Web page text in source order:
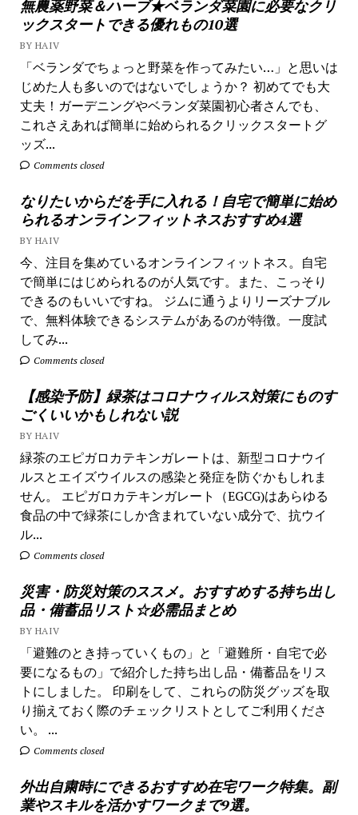
無農薬野菜＆ハーブ★ベランダ菜園に必要なクリ
ックスタートできる優れもの10選
BY HAIV
「ベランダでちょっと野菜を作ってみたい…」と思いは
じめた人も多いのではないでしょうか？ 初めてでも大
丈夫！ガーデニングやベランダ菜園初心者さんでも、
これさえあれば簡単に始められるクリックスタートグ
ッズ...
Comments closed
なりたいからだを手に入れる！自宅で簡単に始め
られるオンラインフィットネスおすすめ4選
BY HAIV
今、注目を集めているオンラインフィットネス。自宅
で簡単にはじめられるのが人気です。また、こっそり
できるのもいいですね。 ジムに通うよりリーズナブル
で、無料体験できるシステムがあるのが特徴。一度試
してみ...
Comments closed
【感染予防】緑茶はコロナウィルス対策にものす
ごくいいかもしれない説
BY HAIV
緑茶のエピガロカテキンガレートは、新型コロナウイ
ルスとエイズウイルスの感染と発症を防ぐかもしれま
せん。 エピガロカテキンガレート（EGCG)はあらゆる
食品の中で緑茶にしか含まれていない成分で、抗ウイ
ル...
Comments closed
災害・防災対策のススメ。おすすめする持ち出し
品・備蓄品リスト☆必需品まとめ
BY HAIV
「避難のとき持っていくもの」と「避難所・自宅で必
要になるもの」で紹介した持ち出し品・備蓄品をリス
トにしました。 印刷をして、これらの防災グッズを取
り揃えておく際のチェックリストとしてご利用くださ
い。 ...
Comments closed
外出自粛時にできるおすすめ在宅ワーク特集。副
業やスキルを活かすワークまで9選。